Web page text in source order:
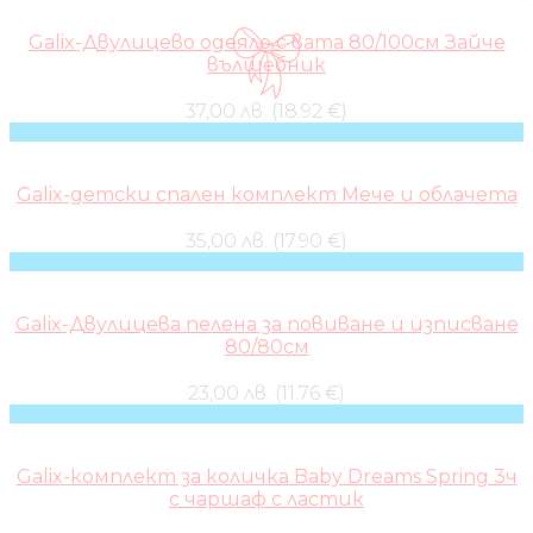
Galix-Двулицево одеяло с вата 80/100см Зайче
вълшебник
37,00 лв. (18.92 €)
Galix-детски спален комплект Мече и облачета
35,00 лв. (17.90 €)
Galix-Двулицева пелена за повиване и изписване
80/80см
23,00 лв. (11.76 €)
Galix-комплект за количка Baby Dreams Spring 3ч
с чаршаф с ластик